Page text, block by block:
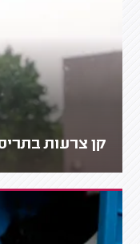
קן צרעות